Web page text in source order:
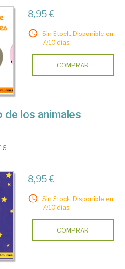
8,95 €
Sin Stock. Disponible en
7/10 días.
COMPRAR
de los animales
8,95 €
Sin Stock. Disponible en
7/10 días.
COMPRAR